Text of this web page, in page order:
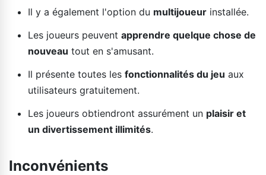
Il y a également l'option du multijoueur installée.
Les joueurs peuvent apprendre quelque chose de
nouveau tout en s'amusant.
Il présente toutes les fonctionnalités du jeu aux
utilisateurs gratuitement.
Les joueurs obtiendront assurément un plaisir et
un divertissement illimités.
Inconvénients